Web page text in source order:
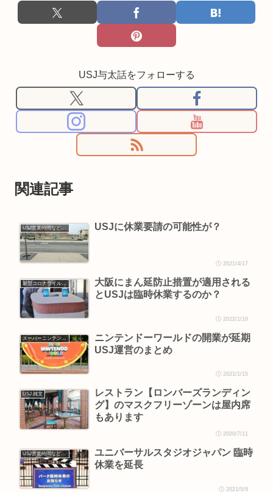
USJ与太話をフォローする
関連記事
USJ営業時間などの情報 USJに休業要請の可能性が？
2021/4/17
新型コロナウイルス COVID-19
大阪にまん延防止措置が適用される
とUSJは臨時休業するのか？
2022/1/10
スーパーニンテンドーワールド
ニンテンドーワールドの開業が延期
USJ運営のまとめ
2021/1/15
USJ 雑文
レストラン【ロンバーズランディン
グ】のマスクフリーゾーンは屋内席
もあります
2020/7/11
USJ営業時間などの情報
ユニバーサルスタジオジャパン 臨時
休業を延長
2021/5/9